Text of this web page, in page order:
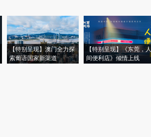
【特别呈现】澳门全力探
索葡语国家新渠道
【特别呈现】《东莞，人
间便利店》倾情上线